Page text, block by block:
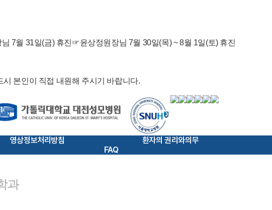
7월 31일(금) 휴진☞윤상정원장님 7월 30일(목) ~ 8월 1일(토) 휴진
본인이 직접 내원해 주시기 바랍니다.
영상정보처리방침 환자의 권리와의무
FAQ
과